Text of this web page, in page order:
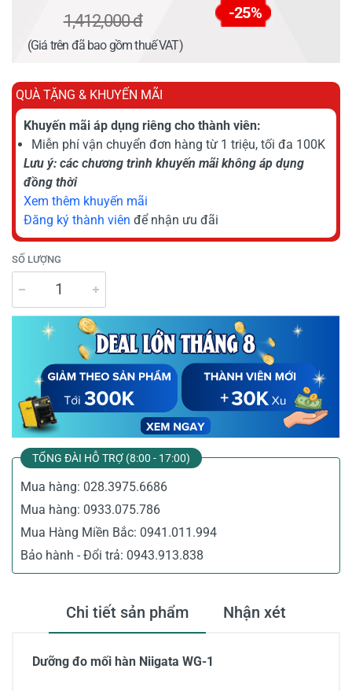
1,412,000 đ -25%
(Giá trên đã bao gồm thuế VAT)
QUÀ TẶNG & KHUYẾN MÃI
Khuyến mãi áp dụng riêng cho thành viên:
Miễn phí vận chuyển đơn hàng từ 1 triệu, tối đa 100K
Lưu ý: các chương trình khuyến mãi không áp dụng
đồng thời
Xem thêm khuyến mãi
Đăng ký thành viên để nhận ưu đãi
SỐ LƯỢNG
TỔNG ĐÀI HỖ TRỢ (8:00 - 17:00)
Mua hàng: 028.3975.6686
Mua hàng: 0933.075.786
Mua Hàng Miền Bắc: 0941.011.994
Bảo hành - Đổi trả: 0943.913.838
Chi tiết sản phẩm Nhận xét
Dưỡng đo mối hàn Niigata WG-1